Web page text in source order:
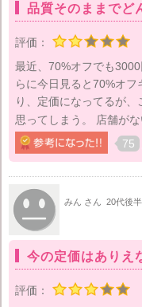
品質そのままでど
評価：
最近、70%オフでも
らに今日見ると70%オ
り、定価になってるが
思ってしまう。 店舗が
75
みん さん 20代後半
今の定価はありえ
評価：